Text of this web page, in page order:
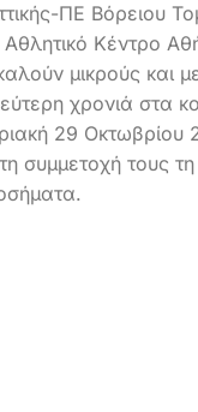
ΠΕ Βόρειου
Κέντρο
μικρούς και
χρονιά στα
29 Οκτωβρίου
συμμετοχή τους